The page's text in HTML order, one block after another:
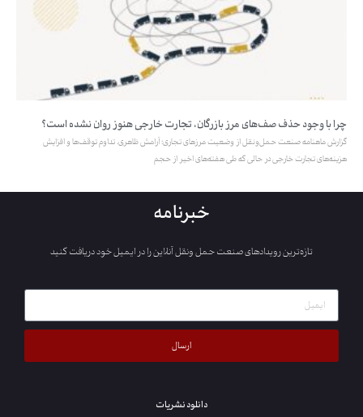
چرا با وجود حذف صف‌های مرز بازرگان، تجارت خارجی هنوز روان نشده است؟
گزارش ماهنامه صنعت حمل‌ونقل از وضعیت مرزهای تجاری؛ آرامش ظاهری، تداوم توقف‌ها و افزایش
هزینه‌های تجارت خارجی در حالی که طی هفته‌های اخیر از حجم
خبرنامه
تازه‌ترین رویدادهای صنعت حمل ونقل آنلاین را در ایمیل خود دریافت کنید
ارسال
دانلود نشریات